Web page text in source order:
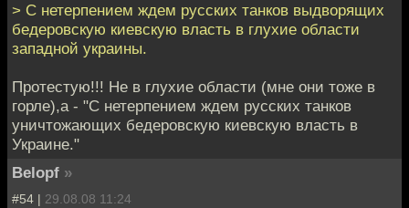
> С нетерпением ждем русских танков выдворящих
бедеровскую киевскую власть в глухие области
западной украины.
Протестую!!! Не в глухие области (мне они тоже в
горле),а - "С нетерпением ждем русских танков
уничтожающих бедеровскую киевскую власть в
Украине."
Belopf »
#54 | 29.08.08 11:24